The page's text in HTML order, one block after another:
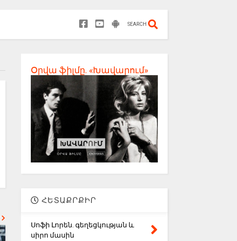
SEARCH
Օրվա ֆիլմը. «Խավարում»
ՀԵՏԱՔՐՔԻՐ
Սոֆի Լորեն. գեղեցկության և
սիրո մասին